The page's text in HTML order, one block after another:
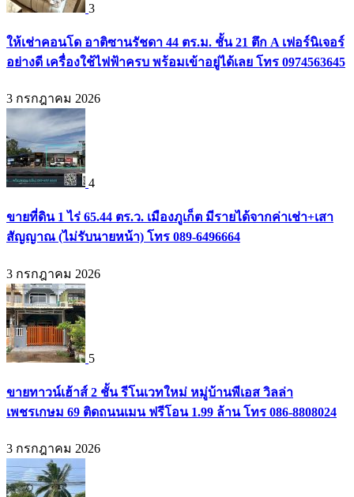
3
ให้เช่าคอนโด อาติซานรัชดา 44 ตร.ม. ชั้น 21 ตึก A เฟอร์นิเจอร์
อย่างดี เครื่องใช้ไฟฟ้าครบ พร้อมเข้าอยู่ได้เลย โทร 0974563645
3 กรกฎาคม 2026
4
ขายที่ดิน 1 ไร่ 65.44 ตร.ว. เมืองภูเก็ต มีรายได้จากค่าเช่า+เสา
สัญญาณ (ไม่รับนายหน้า) โทร 089-6496664
3 กรกฎาคม 2026
5
ขายทาวน์เฮ้าส์ 2 ชั้น รีโนเวทใหม่ หมู่บ้านพีเอส วิลล่า
เพชรเกษม 69 ติดถนนเมน ฟรีโอน 1.99 ล้าน โทร 086-8808024
3 กรกฎาคม 2026